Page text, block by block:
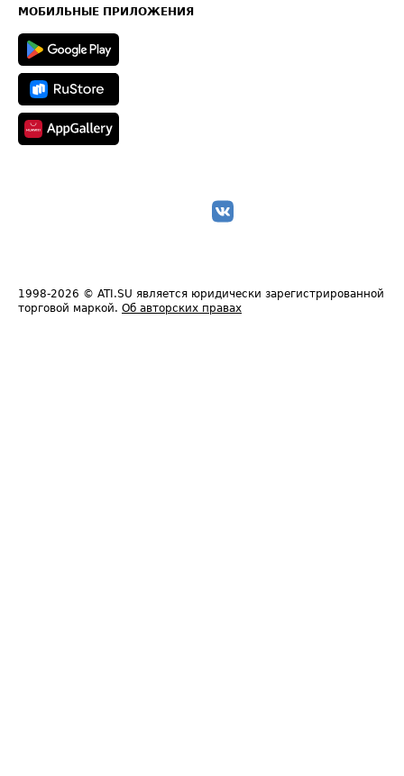
Техническая информация
МОБИЛЬНЫЕ ПРИЛОЖЕНИЯ
1998-2026 © ATI.SU является юридически зарегистрированной
торговой маркой. Об авторских правах